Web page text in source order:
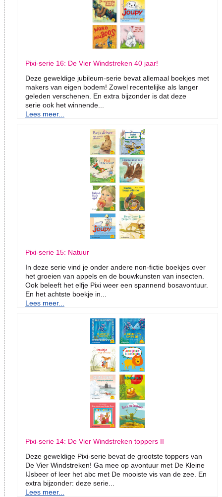
Pixi-serie 16: De Vier Windstreken 40 jaar!
Deze geweldige jubileum-serie bevat allemaal boekjes met
makers van eigen bodem! Zowel recentelijke als langer
geleden verschenen. En extra bijzonder is dat deze
serie ook het winnende...
Lees meer...
Pixi-serie 15: Natuur
In deze serie vind je onder andere non-fictie boekjes over
het groeien van appels en de bouwkunsten van insecten.
Ook beleeft het elfje Pixi weer een spannend bosavontuur.
En het achtste boekje in...
Lees meer...
Pixi-serie 14: De Vier Windstreken toppers II
Deze geweldige Pixi-serie bevat de grootste toppers van
De Vier Windstreken! Ga mee op avontuur met De Kleine
IJsbeer of leer het abc met De mooiste vis van de zee. En
extra bijzonder: deze serie...
Lees meer...